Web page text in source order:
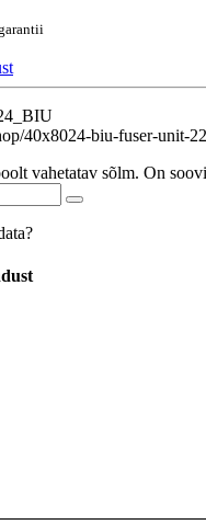
40x8024-biu-fuser-unit-
vahetatav sõlm. On